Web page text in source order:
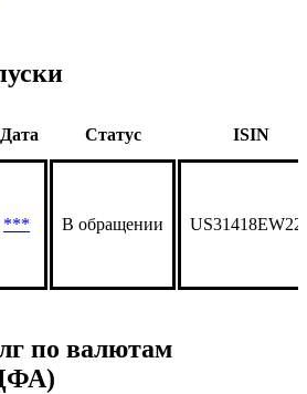
Дата Статус ISIN
*** В обращении
по валютам